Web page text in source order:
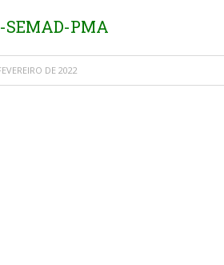
SEMAD-PMA
DE 2022